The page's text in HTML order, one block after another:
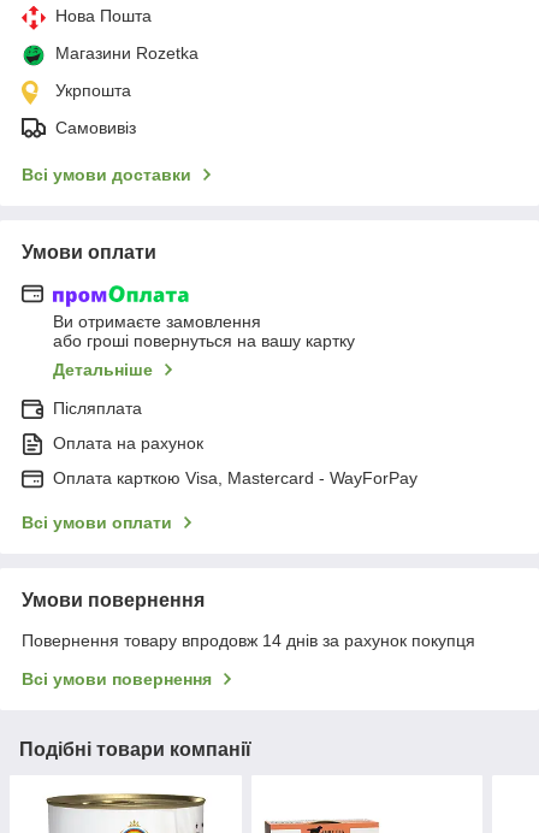
Нова Пошта
Магазини Rozetka
Укрпошта
Самовивіз
Всі умови доставки
Умови оплати
Ви отримаєте замовлення
або гроші повернуться на вашу картку
Детальніше
Післяплата
Оплата на рахунок
Оплата карткою Visa, Mastercard - WayForPay
Всі умови оплати
Умови повернення
Повернення товару впродовж 14 днів за рахунок покупця
Всі умови повернення
Подібні товари компанії